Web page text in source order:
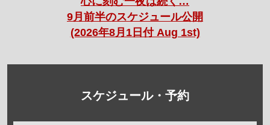
9月前半のスケジュール公開
(2026年8月1日付 Aug 1st)
スケジュール・予約